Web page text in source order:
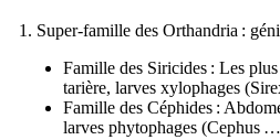
1. Super-famille des Orthandria :
Famille des Siricides : Les
tarière, larves xylophages
Famille des Céphides :
larves phytophages (Cephus